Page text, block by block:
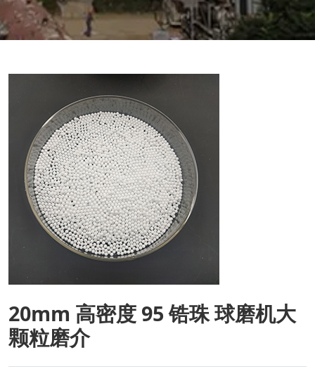
20mm 高密度 95 锆珠 球磨机大
颗粒磨介